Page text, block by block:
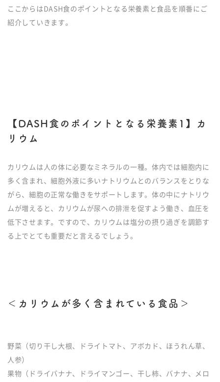
ここからはDASH食のポイントとなる栄養素と食品を順番にご
紹介していきます。
【DASH食のポイントとなる栄養素1】カ
リウム
カリウムは人の体に必要なミネラルの一種。体内では細胞内に
多く含まれ、細胞外液に多いナトリウムとのバランスをとりな
がら、細胞の正常な働きをサポートします。体の中にナトリウ
ムが増えると、カリウムが尿への排泄を促すよう働き、血圧を
低下させます。ですので、カリウムは塩分の摂り過ぎを調節す
る上でとても重要だと言えるでしょう。
＜カリウムが多く含まれている食品＞
野菜（切り干し大根、ドライトマト、アボカド、ほうれん草、
人参）
果物（ドライバナナ、ドライマンゴー、干し柿、バナナ、メロ